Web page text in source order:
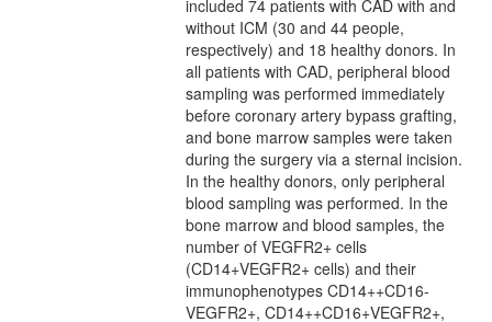
included 74 patients with CAD with and
without ICM (30 and 44 people,
respectively) and 18 healthy donors. In
all patients with CAD, peripheral blood
sampling was performed immediately
before coronary artery bypass grafting,
and bone marrow samples were taken
during the surgery via a sternal incision.
In the healthy donors, only peripheral
blood sampling was performed. In the
bone marrow and blood samples, the
number of VEGFR2+ cells
(CD14+VEGFR2+ cells) and their
immunophenotypes CD14++CD16-
VEGFR2+, CD14++CD16+VEGFR2+,